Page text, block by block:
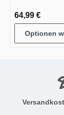
64,99 €
Optionen